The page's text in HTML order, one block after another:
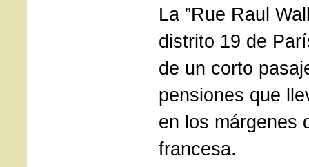
La ”Rue Raul
distrito 19 de
de un corto
pensiones que
en los márgenes
francesa.